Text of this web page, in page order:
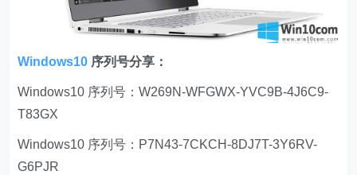
Windows10 序列号分享：
Windows10 序列号：W269N-WFGWX-YVC9B-4J6C9-
T83GX
Windows10 序列号：P7N43-7CKCH-8DJ7T-3Y6RV-
G6PJR